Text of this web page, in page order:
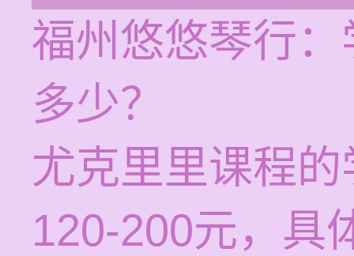
福州悠悠琴行
多少？
尤克里里课程
120-200元，具